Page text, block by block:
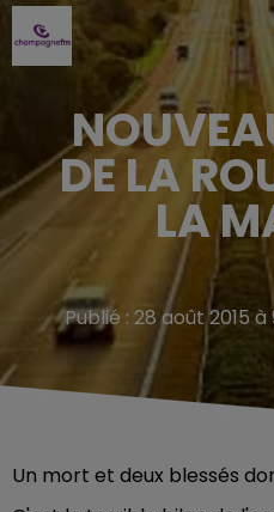
DE LA
LA
Publié : 28 août 2015
Un mort et deux blessés